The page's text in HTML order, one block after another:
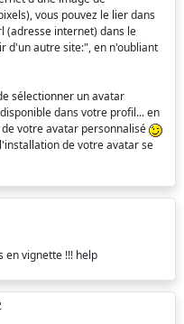
vous pouvez le lier dans
(adresse internet) dans le
d'un autre site:", en n'oubliant
sélectionner un avatar
dans votre profil... en
votre avatar personnalisé
de votre avatar se
en vignette !!! help